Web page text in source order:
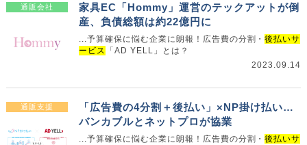
通販会社
家具EC「Hommy」運営のテックアットが倒
産、負債総額は約22億円に
...予算確保に悩む企業に朗報！広告費の分割・後払いサ
ービス
「AD YELL」とは？
2023.09.14
通販支援
「広告費の4分割＋後払い」×NP掛け払い…
バンカブルとネットプロが協業
...予算確保に悩む企業に朗報！広告費の分割・後払いサ